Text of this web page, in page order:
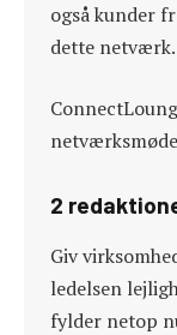
også kunder
dette netværk.
2
Giv
ledelsen
fylder netop